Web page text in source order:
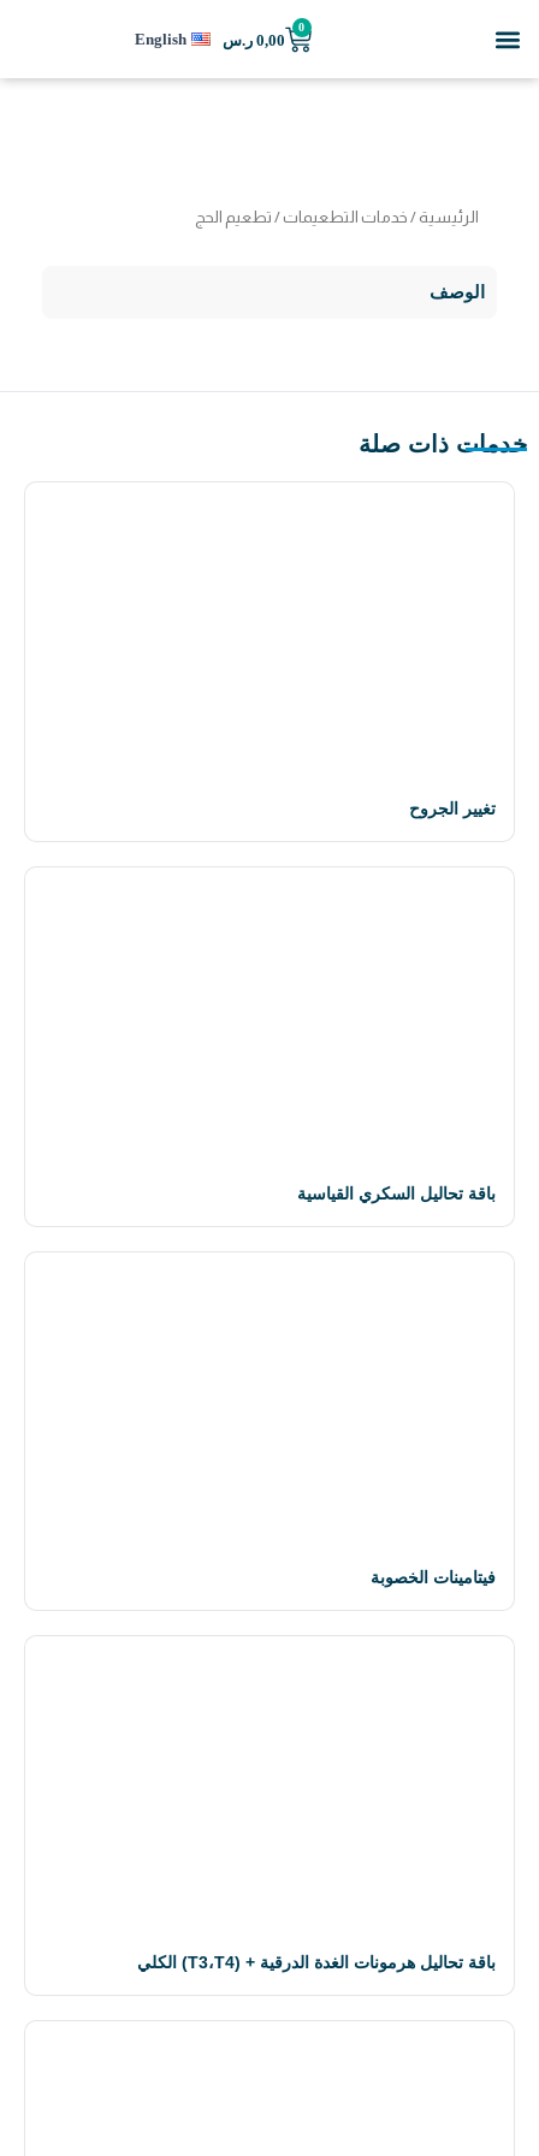
إلى Menu
0,00 ر.س
0
Cart
English
الرئيسية / خدمات التطعيمات / تطعيم الحج
الوصف
خدمات ذات صلة
تغيير الجروح
باقة تحاليل السكري القياسية
فيتامينات الخصوبة
باقة تحاليل هرمونات الغدة الدرقية + (T3،T4) الكلي